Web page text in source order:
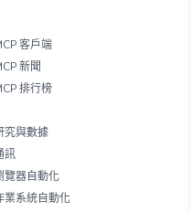
客戶端
新聞
排行榜
究與數據
訊
覽器自動化
業系統自動化